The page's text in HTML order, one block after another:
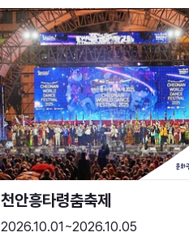
천안흥타령춤축제
2026.10.01~2026.10.05